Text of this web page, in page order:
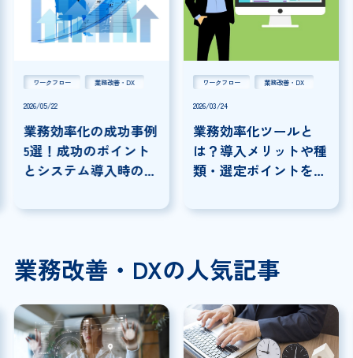
ワークフロー 業務改善・DX
2026/05/22
業務効率化の成功事例
5選！成功のポイント
とシステム導入時の注
ワークフロー 業務改善・DX
2026/03/24
業務効率化ツールと
は？導入メリットや種
類・選定ポイントを解
業務改善・DXの人気記事